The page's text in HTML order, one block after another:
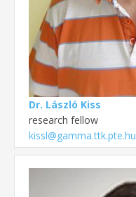
Dr. László Kiss
research fellow
kissl@gamma.ttk.pte.hu